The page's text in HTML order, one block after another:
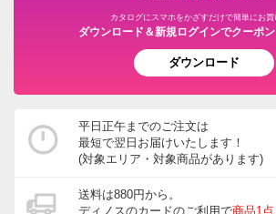
カタログにスマホをかざすだけで簡単にお買
ダウンロード＆新規ログインでクーポ
ダウンロード
平日正午までのご注文は
最短で翌日お届けいたします！
(対象エリア・対象商品があります)
送料は880円から。
ディノスのカードのご利用で商品1